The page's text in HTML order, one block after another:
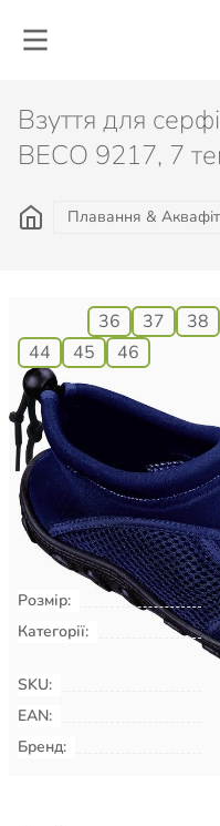
Взуття для
BECO 9217, 7
Плавання &
36 37 38
44
45 46
745
Є в наявності
Розмір:
Категорії:
SKU:
EAN:
Бренд: